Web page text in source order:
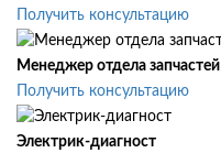
Получить консультацию
Менеджер отдела запчастей
Получить консультацию
Электрик-диагност